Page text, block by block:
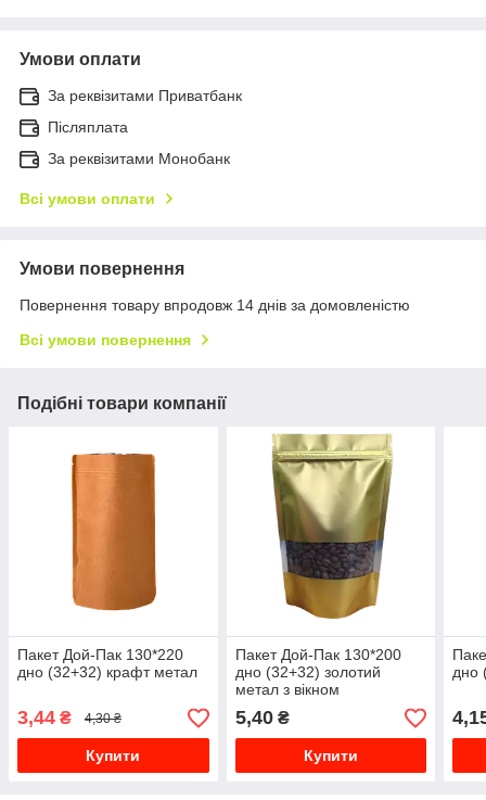
Умови оплати
За реквізитами Приватбанк
Післяплата
За реквізитами Монобанк
Всі умови оплати
Умови повернення
Повернення товару впродовж 14 днів за домовленістю
Всі умови повернення
Подібні товари компанії
Пакет Дой-Пак 130*220
дно (32+32) крафт метал
3,44 ₴ 4,30 ₴
Купити
Пакет Дой-Пак 130*200
дно (32+32) золотий
метал з вікном
5,40₴
Купити
дно